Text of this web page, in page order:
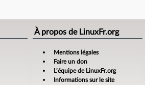
À propos de LinuxFr.org
Mentions légales
Faire un don
L’équipe de LinuxFr.org
Informations sur le site